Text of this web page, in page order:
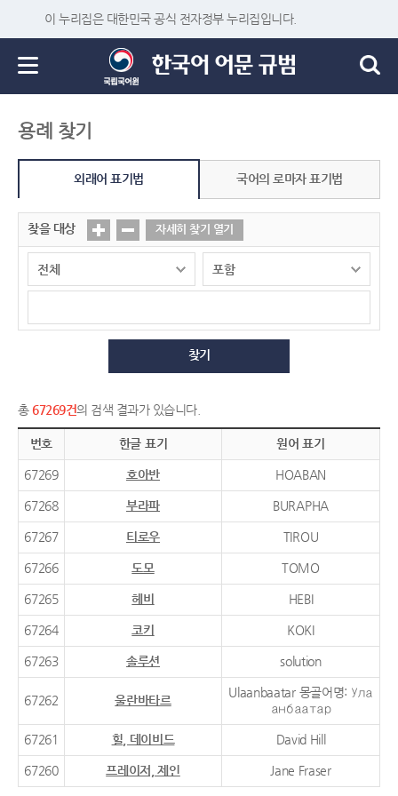
이 누리집은 대한민국 공식 전자정부 누리집입니다.
용례 찾기
외래어 표기법 국어의 로마자 표기법
찾을 대상 자세히 찾기 열기
찾기
총 67269건의 검색 결과가 있습니다.
번호 한글 표기 원어 표기
67269 호아반 HOABAN
67268 부라파 BURAPHA
67267 티로우 TIROU
67266 도모 TOMO
67265 헤비 HEBI
67264 코키 KOKI
67263 솔루션 solution
67262 울란바타르
Ulaanbaatar 몽골어명: Ула
анбаатар
67261 힐, 데이비드 David Hill
67260 프레이저, 제인 Jane Fraser